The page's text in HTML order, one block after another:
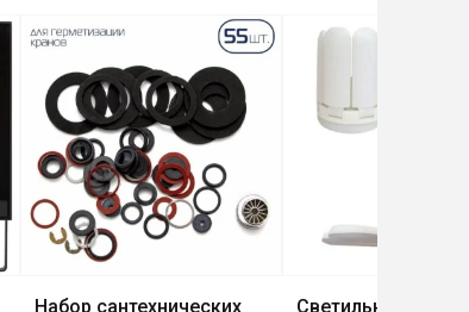
Набор сантехнических
Светильники,